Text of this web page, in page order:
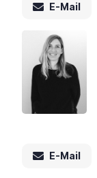
E-Mail
E-Mail